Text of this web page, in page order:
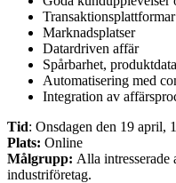
Transaktionsplattformar
Marknadsplatser
Datardriven affär
Spårbarhet,
Automatisering med
Integration av
Tid: Onsdagen den 19 april,
Plats: Online
Målgrupp: Alla intresserade
industriföretag.